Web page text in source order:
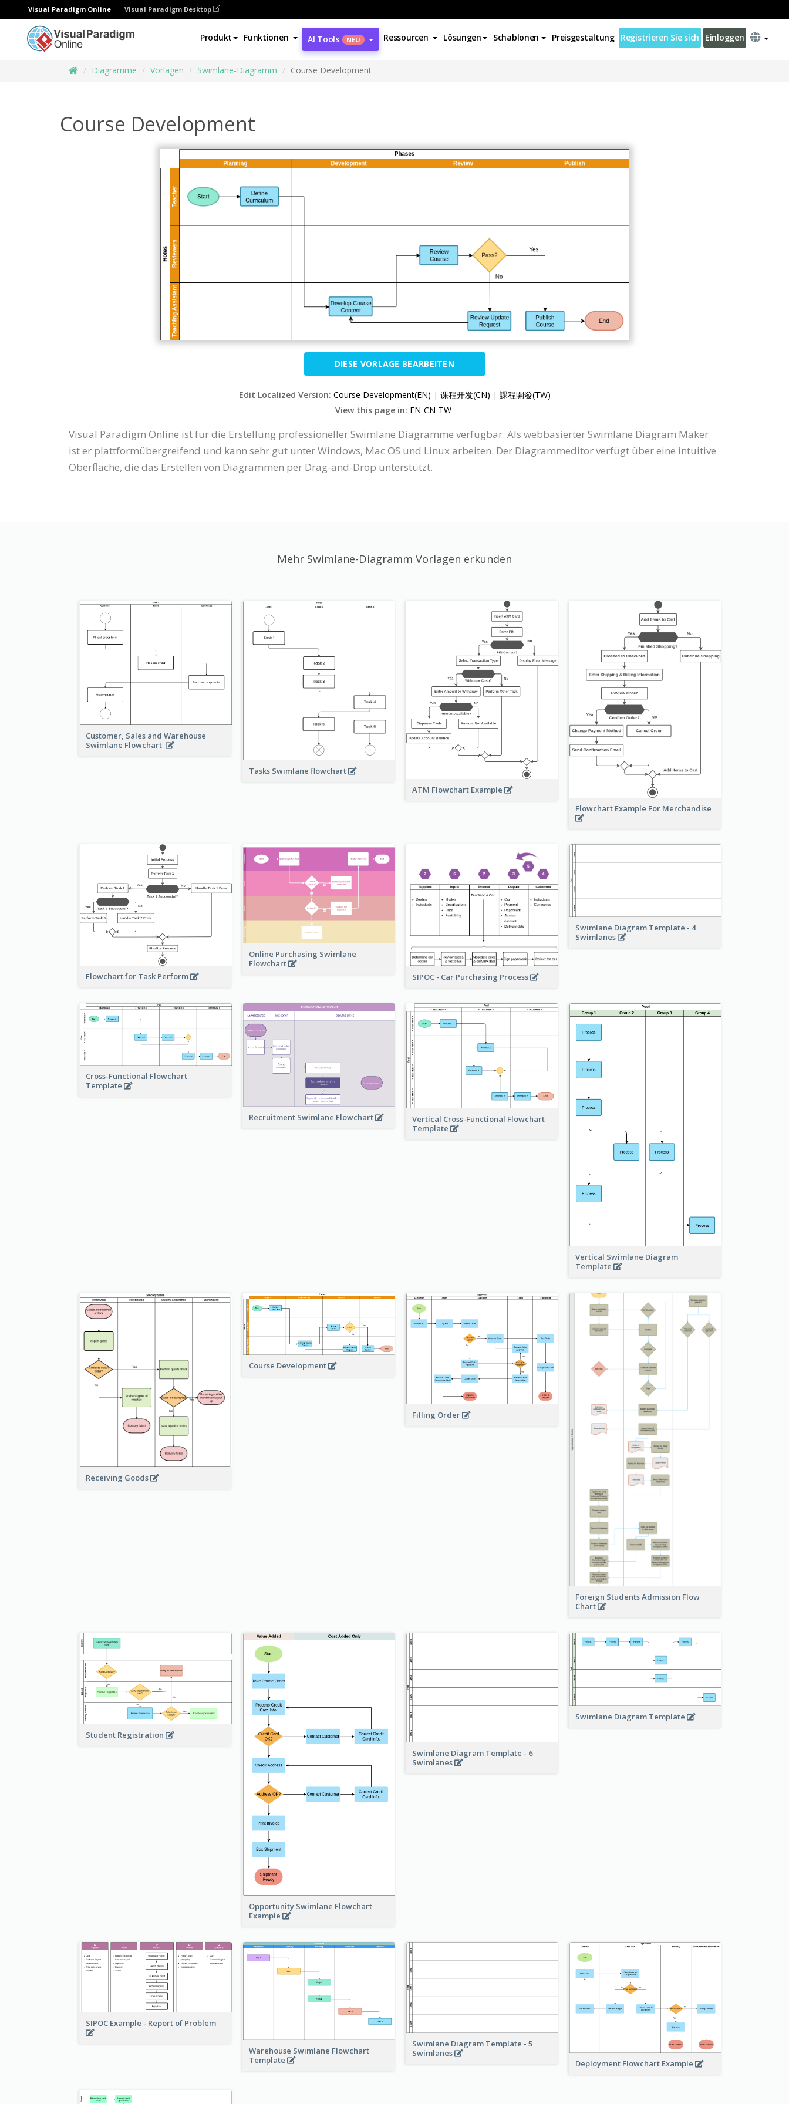
Visual Paradigm Online Visual Paradigm Desktop
Produkt Funktionen AI Tools NEU Ressourcen Lösungen Schablonen Preisgestaltung Registrieren Sie sich Einloggen
Diagramme Vorlagen Swimlane-Diagramm Course Development
Course Development
DIESE VORLAGE BEARBEITEN
Edit Localized Version: Course Development(EN) | 课程开发(CN) | 課程開發(TW)
View this page in: EN CN TW
Visual Paradigm Online ist für die Erstellung professioneller Swimlane Diagramme verfügbar. Als webbasierter Swimlane Diagram Maker
ist er plattformübergreifend und kann sehr gut unter Windows, Mac OS und Linux arbeiten. Der Diagrammeditor verfügt über eine intuitive
Oberfläche, die das Erstellen von Diagrammen per Drag-and-Drop unterstützt.
Mehr Swimlane-Diagramm Vorlagen erkunden
Customer, Sales and Warehouse
Swimlane Flowchart
Tasks Swimlane flowchart
ATM Flowchart Example
Flowchart Example For Merchandise
Flowchart for Task Perform
Online Purchasing Swimlane
Flowchart
SIPOC - Car Purchasing Process
Swimlane Diagram Template - 4
Swimlanes
Cross-Functional Flowchart
Template
Recruitment Swimlane Flowchart
Vertical Cross-Functional Flowchart
Template
Vertical Swimlane Diagram
Template
Receiving Goods
Course Development
Filling Order
Foreign Students Admission Flow
Chart
Student Registration
Opportunity Swimlane Flowchart
Example
Swimlane Diagram Template - 6
Swimlanes
Swimlane Diagram Template
SIPOC Example - Report of Problem
Warehouse Swimlane Flowchart
Template
Swimlane Diagram Template - 5
Swimlanes
Deployment Flowchart Example